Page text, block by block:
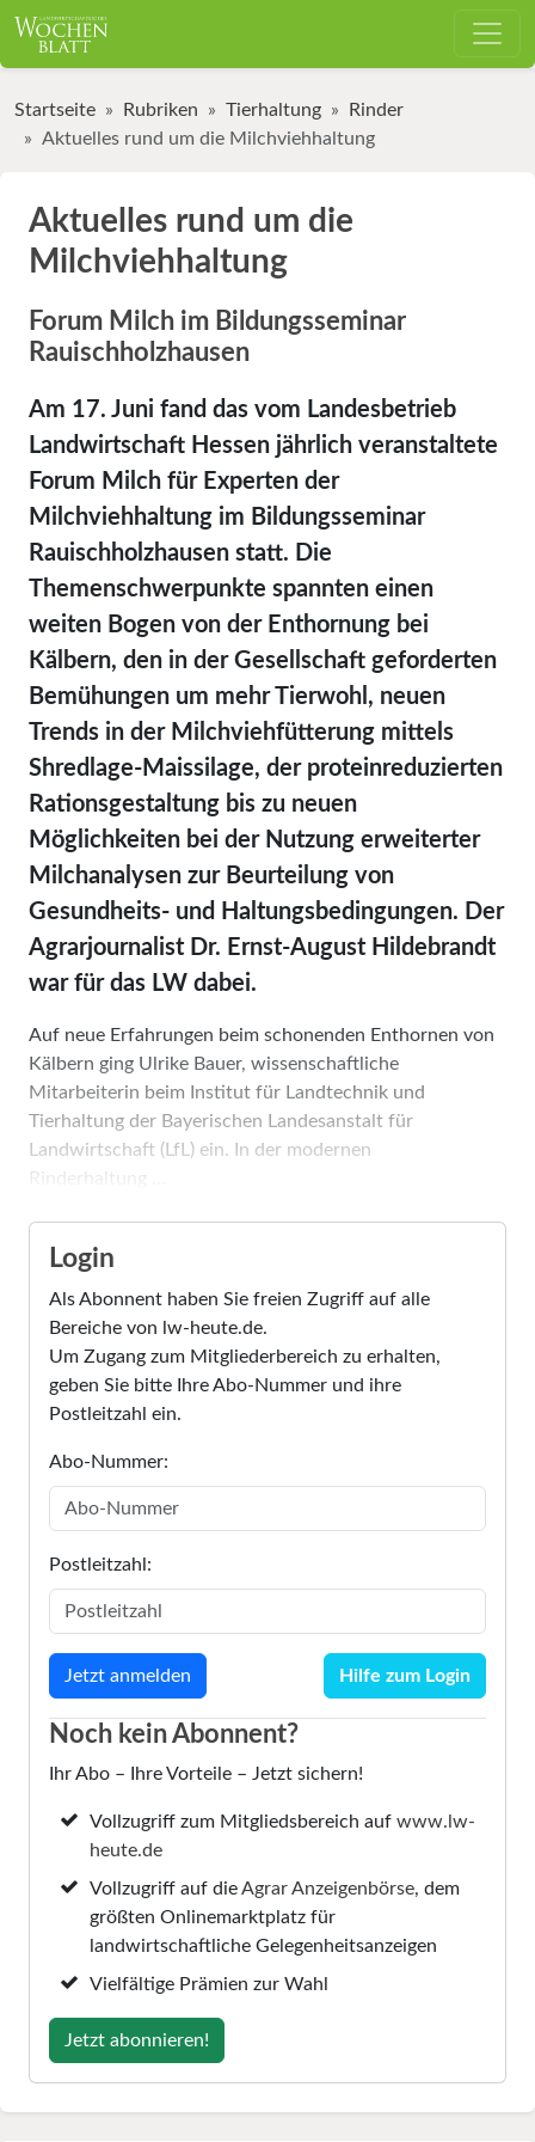
Startseite Rubriken Tierhaltung
Rinder
Aktuelles rund um die Milchviehhaltung
Aktuelles rund um die
Milchviehhaltung
Forum Milch im Bildungsseminar
Rauischholzhausen
Am 17. Juni fand das vom Landesbetrieb
Landwirtschaft Hessen jährlich veranstaltete
Forum Milch für Experten der
Milchviehhaltung im Bildungsseminar
Rauischholzhausen statt. Die
Themenschwerpunkte spannten einen
weiten Bogen von der Enthornung bei
Kälbern, den in der Gesellschaft geforderten
Bemühungen um mehr Tierwohl, neuen
Trends in der Milchviehfütterung mittels
Shredlage-Maissilage, der proteinreduzierten
Rationsgestaltung bis zu neuen
Möglichkeiten bei der Nutzung erweiterter
Milchanalysen zur Beurteilung von
Gesundheits- und Haltungsbedingungen. Der
A­gr­ar­journalist Dr. Ernst-August Hildebrandt
war für das LW dabei.
Auf neue Erfahrungen beim schonenden Enthornen von
Kälbern ging Ulrike Bauer, wissenschaftliche
Mitarbeiterin beim Institut für Landtechnik und
Tierhaltung der Bayerischen Landesanstalt für
Landwirtschaft (LfL) ein. In der modernen
Rinderhaltung ...
Login
Als Abonnent haben Sie freien Zugriff auf alle
Bereiche von lw-heute.de.
Um Zugang zum Mitgliederbereich zu erhalten,
geben Sie bitte Ihre Abo-Nummer und ihre
Postleitzahl ein.
Abo-Nummer:
Postleitzahl:
Hilfe zum Login
Noch kein Abonnent?
Ihr Abo – Ihre Vorteile – Jetzt sichern!
Vollzugriff zum Mitgliedsbereich aufwww.lw-
heute.de
Vollzugriff auf dieAgrar Anzeigenbörse, dem
größten Onlinemarktplatz für
landwirtschaftliche Gelegenheitsanzeigen
Vielfältige Prämien zur Wahl
Jetzt abonnieren!